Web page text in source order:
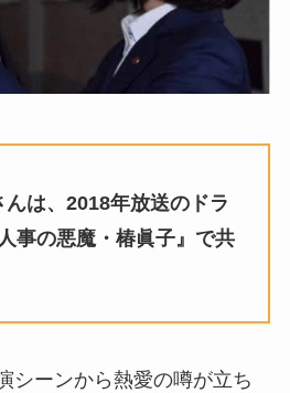
は、2018年放送のドラ
事の悪魔・椿眞子』で共
シーンから熱愛の噂が立ち